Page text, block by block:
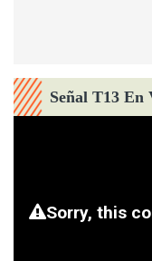
Señal T13 En